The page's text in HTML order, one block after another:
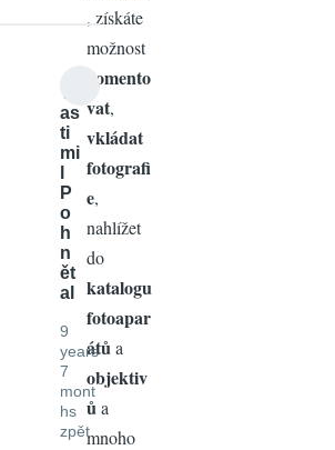
Vl
as
ti
mi
P
o
h
n
ět
al
9
years
7
mont
hs
zpět
, získáte
možnost
komento
vat,
vkládat
fotografi
e,
nahlížet
do
katalogu
fotoapar
átů a
objektiv
ů a
mnoho